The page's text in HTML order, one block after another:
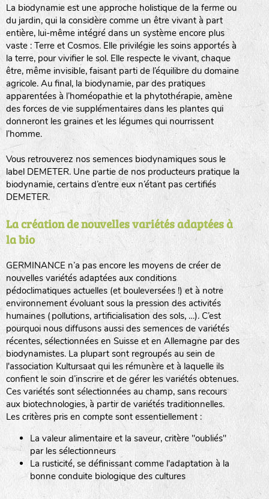
La biodynamie est une approche holistique de la ferme ou
du jardin, qui la considère comme un être vivant à part
entière, lui-même intégré dans un système encore plus
vaste : Terre et Cosmos. Elle privilégie les soins apportés à
la terre, pour vivifier le sol. Elle respecte le vivant, chaque
être, même invisible, faisant parti de l’équilibre du domaine
agricole. Au final, la biodynamie, par des pratiques
apparentées à l’homéopathie et la phytothérapie, amène
des forces de vie supplémentaires dans les plantes qui
donneront les graines et les légumes qui nourrissent
l’homme.
Vous retrouverez nos semences biodynamiques sous le
label DEMETER. Une partie de nos producteurs pratique la
biodynamie, certains d’entre eux n’étant pas certifiés
DEMETER.
La création de nouvelles variétés adaptées à
la bio
GERMINANCE n’a pas encore les moyens de créer de
nouvelles variétés adaptées aux conditions
pédoclimatiques actuelles (et bouleversées !) et à notre
environnement évoluant sous la pression des activités
humaines (pollutions, artificialisation des sols, …). C’est
pourquoi nous diffusons aussi des semences de variétés
récentes, sélectionnées en Suisse et en Allemagne par des
biodynamistes. La plupart sont regroupés au sein de
l'association Kultursaat qui les rémunère et à laquelle ils
confient le soin d’inscrire et de gérer les variétés obtenues.
Ces variétés sont sélectionnées au champ, sans recours
aux biotechnologies, à partir de variétés traditionnelles.
Les critères pris en compte sont essentiellement :
La valeur alimentaire et la saveur, critère "oubliés"
par les sélectionneurs
La rusticité, se définissant comme l'adaptation à la
bonne conduite biologique des cultures
BINGENHEIMER SAATGUT (BGH)
www.bingenheimersaatgut.de
DE BOLSTER (DBO)
www.bolster.nl
GRAINE DEL PAÏS (GDP)
www.grainesdelpais.com
JARDIN EN’VIE (JEV)
LA BOITE A GRAINES (LBAG)
LA RÉFÉRENCE :F BEL20BPA1A (en haut à gauche)
F : Fleurs.
Les autres catégories étant :
: Engrais vert
L: Légumes
A: Aromatiques
BEL : Code de la variété
(Ici Belle de nuit)
20 : Année de récolte(ici 2020)
BPA : Initiales du producteur ou du fournisseur de la
semence.
1 : Numéro d’ordre du lot
A : Sans calibre.
G: Gros
M: Moyen calibre
P: Petit calibre
biodiversité cultivée
Légumes feuilles
Légumes racines
Plantes aromatiques